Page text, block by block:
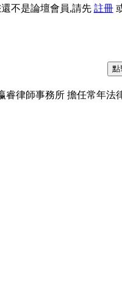
不是論壇會員,請先 註冊
睿律師事務所 擔任常年法